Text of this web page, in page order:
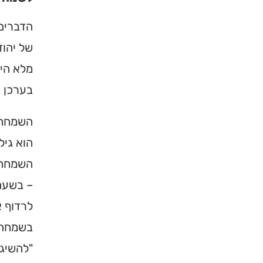
של
מלא
בערכן
הוא
השמחה
–
לרדוף
בשמחה